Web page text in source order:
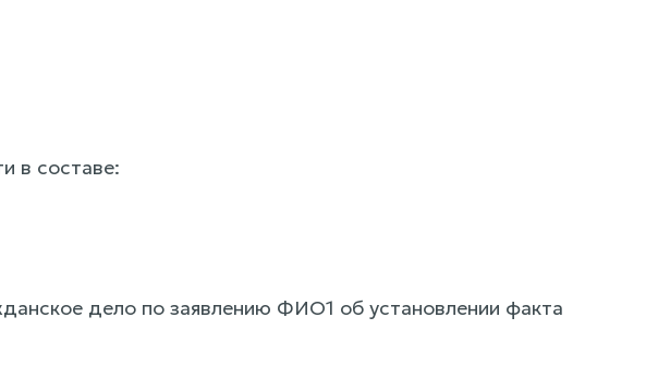
в составе:
дело по заявлению ФИО1 об установлении факта